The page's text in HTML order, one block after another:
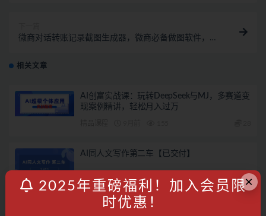
微商对话转账记录截图生成器，微商必备做图软件，直
相关文章
AI创富实战课：玩转DeepSeek与MJ，多赛道变
现案例精讲，轻松月入过万
AI同人文写作第二车【已交付】
阳叔担保 10月前 532
2025年10月22日阳叔网创地球村的特邀会议
×
2025年重磅福利！加入会员限
时优惠！